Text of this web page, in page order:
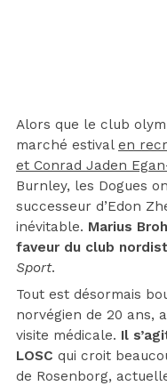
Alors que le club
marché estival en
et Conrad Jaden
Burnley, les Dogues
successeur d’Edon
inévitable. Marius
faveur du club
Sport.
Tout est désormais
norvégien de 20 ans,
visite médicale. Il
LOSC qui croit
de Rosenborg,